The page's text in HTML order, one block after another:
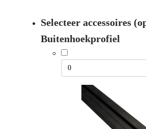
was:
€ 89,00.
is:
€ 49,00.
Selecteer accessoires
Buitenhoekprofiel